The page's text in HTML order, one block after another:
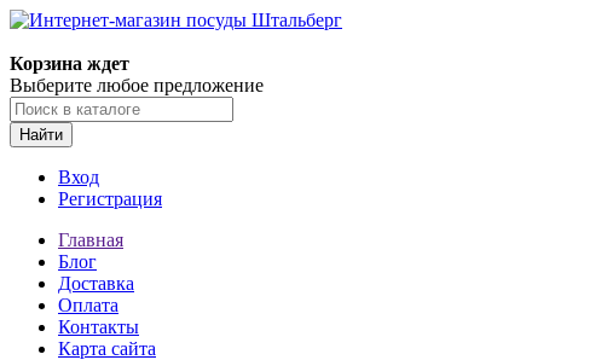
Корзина ждет
Выберите любое предложение
Найти
Вход
Регистрация
Главная
Блог
Доставка
Оплата
Контакты
Карта сайта